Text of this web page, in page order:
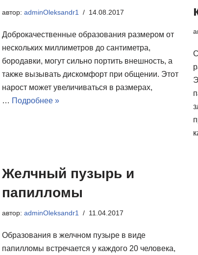
автор: adminOleksandr1 14.08.2017
Доброкачественные образования размером от
нескольких миллиметров до сантиметра,
бородавки, могут сильно портить внешность, а
также вызывать дискомфорт при общении. Этот
нарост может увеличиваться в размерах,
… Подробнее »
Желчный пузырь и
папилломы
автор: adminOleksandr1 11.04.2017
Образования в желчном пузыре в виде
папилломы встречается у каждого 20 человека,